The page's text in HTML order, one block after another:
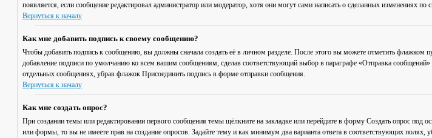
появляется, если сообщение редактировал администратор или модератор, хотя они могут сами написать о сделанных изменениях
Вернуться к началу
Как мне добавить подпись к своему сообщению?
Чтобы добавить подпись к сообщению, вы должны сначала создать её в личном разделе. После этого вы можете отметить флажком
добавление подписи по умолчанию ко всем вашим сообщениям, сделав соответствующий выбор в параграфе «Отправка
отдельных сообщениях, убрав флажок Присоединить подпись в форме отправки сообщения.
Вернуться к началу
Как мне создать опрос?
При создании темы или редактировании первого сообщения темы щёлкните на закладке или перейдите в форму Создать опрос под
или формы, то вы не имеете прав на создание опросов. Задайте тему и как минимум два варианта ответа в соответствующих